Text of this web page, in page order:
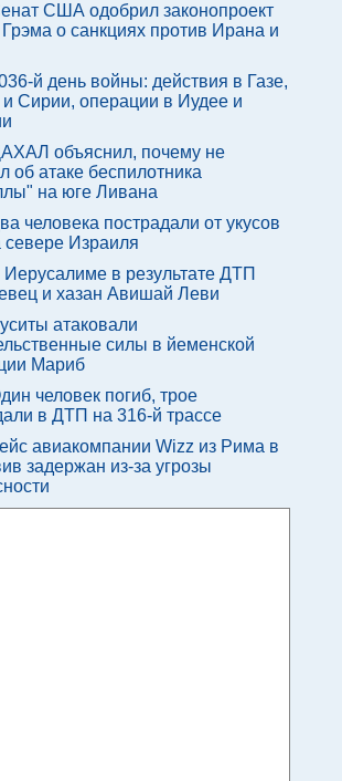
США одобрил законопроект
о санкциях против Ирана и
й день войны: действия в Газе,
Сирии, операции в Иудее и
объяснил, почему не
об атаке беспилотника
на юге Ливана
человека пострадали от укусов
севере Израиля
Иерусалиме в результате ДТП
и хазан Авишай Леви
атаковали
силы в йеменской
Мариб
человек погиб, трое
в ДТП на 316-й трассе
авиакомпании Wizz из Рима в
задержан из-за угрозы